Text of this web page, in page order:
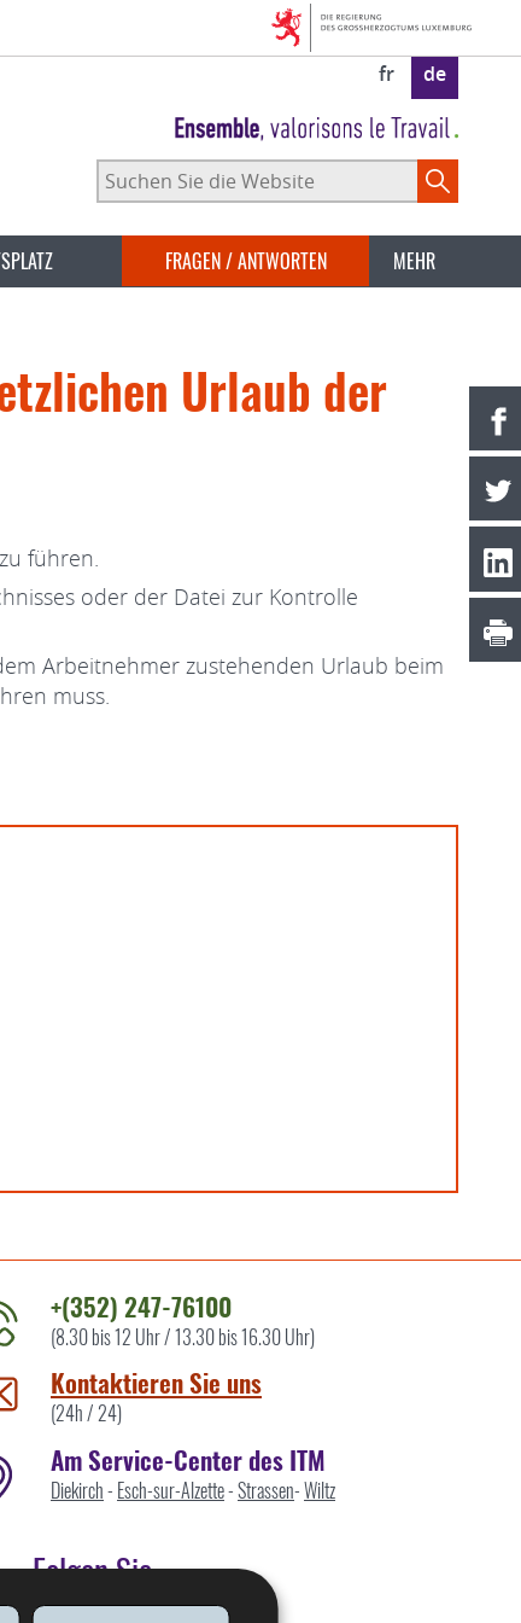
fr de
Suchen
Sie
WebsiteFRAGEN / ANTWORTEN MEHR
Urlaub der
führen.
oder der Datei zur Kontrolle
Arbeitnehmer zustehenden Urlaub beim
muss.
+(352) 247-76100
(8.30 bis 12 Uhr / 13.30 bis 16.30 Uhr)
Kontaktieren Sie uns
(24h / 24)
Am Service-Center des ITM
Diekirch- Esch-sur-Alzette-Strassen-Wiltz
Folgen Sie